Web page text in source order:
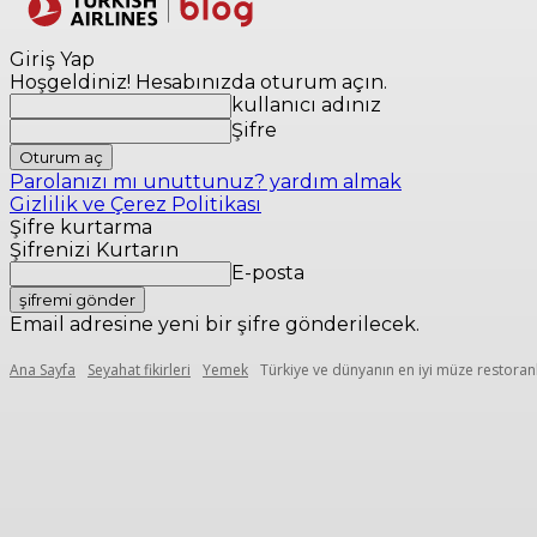
Giriş Yap
Hoşgeldiniz! Hesabınızda oturum açın.
kullanıcı adınız
Şifre
Parolanızı mı unuttunuz? yardım almak
Gizlilik ve Çerez Politikası
Şifre kurtarma
Şifrenizi Kurtarın
E-posta
Email adresine yeni bir şifre gönderilecek.
Ana Sayfa Seyahat fikirleri Yemek Türkiye ve dünyanın en iyi müze